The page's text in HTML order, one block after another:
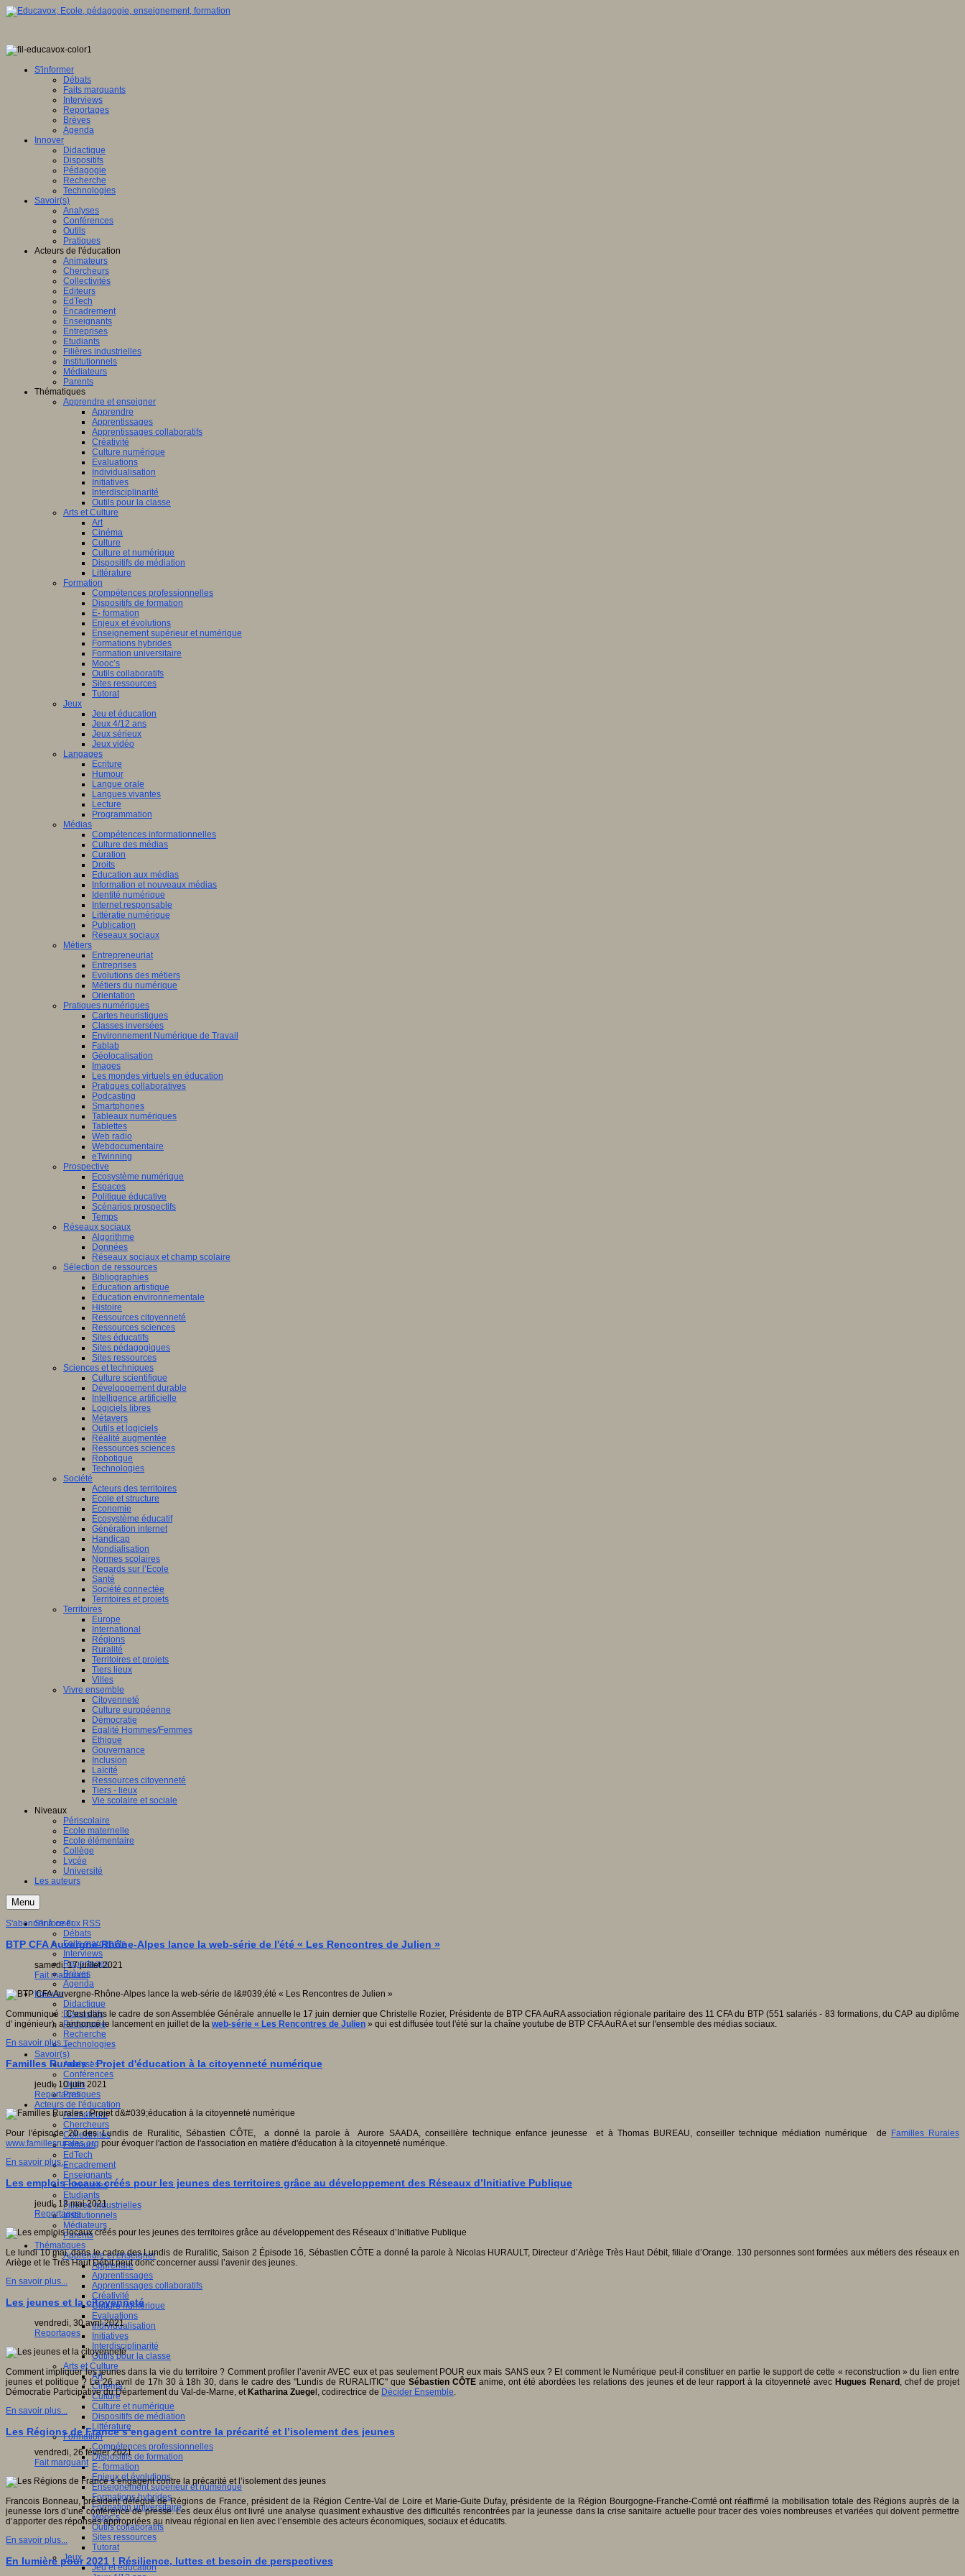
S'informer
Débats
Faits marquants
Interviews
Reportages
Brèves
Agenda
Innover
Didactique
Dispositifs
Pédagogie
Recherche
Technologies
Savoir(s)
Analyses
Conférences
Outils
Pratiques
Acteurs de l'éducation
Animateurs
Chercheurs
Collectivités
Editeurs
EdTech
Encadrement
Enseignants
Entreprises
Etudiants
Filières industrielles
Institutionnels
Médiateurs
Parents
Thématiques
Apprendre et enseigner
Apprendre
Apprentissages
Apprentissages collaboratifs
Créativité
Culture numérique
Evaluations
Individualisation
Initiatives
Interdisciplinarité
Outils pour la classe
Arts et Culture
Art
Cinéma
Culture
Culture et numérique
Dispositifs de médiation
Littérature
Formation
Compétences professionnelles
Dispositifs de formation
E- formation
Enjeux et évolutions
Enseignement supérieur et numérique
Formations hybrides
Formation universitaire
Mooc’s
Outils collaboratifs
Sites ressources
Tutorat
Jeux
Jeu et éducation
Jeux 4/12 ans
Jeux sérieux
Jeux vidéo
Langages
Ecriture
Humour
Langue orale
Langues vivantes
Lecture
Programmation
Médias
Compétences informationnelles
Culture des médias
Curation
Droits
Education aux médias
Information et nouveaux médias
Identité numérique
Internet responsable
Littératie numérique
Publication
Réseaux sociaux
Métiers
Entrepreneuriat
Entreprises
Evolutions des métiers
Métiers du numérique
Orientation
Pratiques numériques
Cartes heuristiques
Classes inversées
Environnement Numérique de Travail
Fablab
Géolocalisation
Images
Les mondes virtuels en éducation
Pratiques collaboratives
Podcasting
Smartphones
Tableaux numériques
Tablettes
Web radio
Webdocumentaire
eTwinning
Prospective
Ecosystème numérique
Espaces
Politique éducative
Scénarios prospectifs
Temps
Réseaux sociaux
Algorithme
Données
Réseaux sociaux et champ scolaire
Sélection de ressources
Bibliographies
Education artistique
Education environnementale
Histoire
Ressources citoyenneté
Ressources sciences
Sites éducatifs
Sites pédagogiques
Sites ressources
Sciences et techniques
Culture scientifique
Développement durable
Intelligence artificielle
Logiciels libres
Métavers
Outils et logiciels
Réalité augmentée
Ressources sciences
Robotique
Technologies
Société
Acteurs des territoires
Ecole et structure
Economie
Ecosystème éducatif
Génération internet
Handicap
Mondialisation
Normes scolaires
Regards sur l’Ecole
Santé
Société connectée
Territoires et projets
Territoires
Europe
International
Régions
Ruralité
Territoires et projets
Tiers lieux
Villes
Vivre ensemble
Citoyenneté
Culture européenne
Démocratie
Egalité Hommes/Femmes
Ethique
Gouvernance
Inclusion
Laïcité
Ressources citoyenneté
Tiers - lieux
Vie scolaire et sociale
Niveaux
Périscolaire
Ecole maternelle
Ecole élémentaire
Collège
Lycée
Université
Les auteurs
Menu
S'informer
Débats
Faits marquants
Interviews
Reportages
Brèves
Agenda
Innover
Didactique
Dispositifs
Pédagogie
Recherche
Technologies
Savoir(s)
Analyses
Conférences
Outils
Pratiques
Acteurs de l'éducation
Animateurs
Chercheurs
Collectivités
Editeurs
EdTech
Encadrement
Enseignants
Entreprises
Etudiants
Filières industrielles
Institutionnels
Médiateurs
Parents
Thématiques
Apprendre et enseigner
Apprendre
Apprentissages
Apprentissages collaboratifs
Créativité
Culture numérique
Evaluations
Individualisation
Initiatives
Interdisciplinarité
Outils pour la classe
Arts et Culture
Art
Cinéma
Culture
Culture et numérique
Dispositifs de médiation
Littérature
Formation
Compétences professionnelles
Dispositifs de formation
E- formation
Enjeux et évolutions
Enseignement supérieur et numérique
Formations hybrides
Formation universitaire
Mooc’s
Outils collaboratifs
Sites ressources
Tutorat
Jeux
Jeu et éducation
S'abonner à ce flux RSS
BTP CFA Auvergne-Rhône-Alpes lance la web-série de l'été « Les Rencontres de Julien »
samedi, 17 juillet 2021
Fait marquant
Communiqué : C'est dans le cadre de son Assemblée Générale annuelle le 17 juin dernier que Christelle Rozier, Présidente de BTP CFA AuRA association régionale paritaire des 11 CFA du BTP (551 salariés - 83 formations, du CAP au diplôme
d' ingénieur), a annoncé le lancement en juillet de la web-série « Les Rencontres de Julien » qui est diffusée tout l'été sur la chaîne youtube de BTP CFA AuRA et sur l'ensemble des médias sociaux.
En savoir plus...
Familles Rurales : Projet d'éducation à la citoyenneté numérique
jeudi, 10 juin 2021
Reportages
Pour l'épisode 20 des Lundis de Ruralitic, Sébastien CÔTE, a donné la parole à Aurore SAADA, conseillère technique enfance jeunesse et à Thomas BUREAU, conseiller technique médiation numérique de
Familles Rurales
www.famillesrurales.org pour évoquer l'action de l'association en matière d'éducation à la citoyenneté numérique.
En savoir plus...
Les emplois locaux créés pour les jeunes des territoires grâce au développement des Réseaux d’Initiative Publique
jeudi, 13 mai 2021
Reportages
Le lundi 10 mai, dans le cadre des Lundis de Ruralitic, Saison 2 Épisode 16, Sébastien CÔTE a donné la parole à Nicolas HURAULT, Directeur d’Ariège Très Haut Débit, filiale d’Orange. 130 personnes sont formées aux métiers des réseaux en
Ariège et le Très Haut Débit peut donc concerner aussi l’avenir des jeunes.
En savoir plus...
Les jeunes et la citoyenneté
vendredi, 30 avril 2021
Reportages
Comment impliquer les jeunes dans la vie du territoire ? Comment profiler l’avenir AVEC eux et pas seulement POUR eux mais SANS eux ? Et comment le Numérique peut-il constituer en partie le support de cette « reconstruction » du lien entre
jeunes et politique ? Le 26 avril de 17h 30 à 18h 30, dans le cadre des "Lundis de RURALITIC" queSébastien CÔTE anime, ont été abordées les relations des jeunes et de leur rapport à la citoyenneté avec Hugues Renard , chef de projet
Démocratie Participative du Département du Val-de-Marne, et Katharina Zuege l, codirectrice de Décider Ensemble.
En savoir plus...
Les Régions de France s’engagent contre la précarité et l’isolement des jeunes
vendredi, 26 février 2021
Fait marquant
Francois Bonneau, président délégué de Régions de France, président de la Région Centre-Val de Loire et Marie-Guite Dufay, présidente de la Région Bourgogne-Franche-Comté ont réaffirmé la mobilisation totale des Régions auprès de la
jeunesse lors d’une conférence de presse. Les deux élus ont livré une analyse quasiment exhaustive des difficultés rencontrées par la jeunesse dans la crise sanitaire actuelle pour tracer des voies nombreuses et variées qui doivent permettre
d’apporter des réponses appropriées au niveau régional en lien avec l’ensemble des acteurs économiques, sociaux et éducatifs.
En savoir plus...
En lumière pour 2021 ! Résilience, luttes et besoin de perspectives